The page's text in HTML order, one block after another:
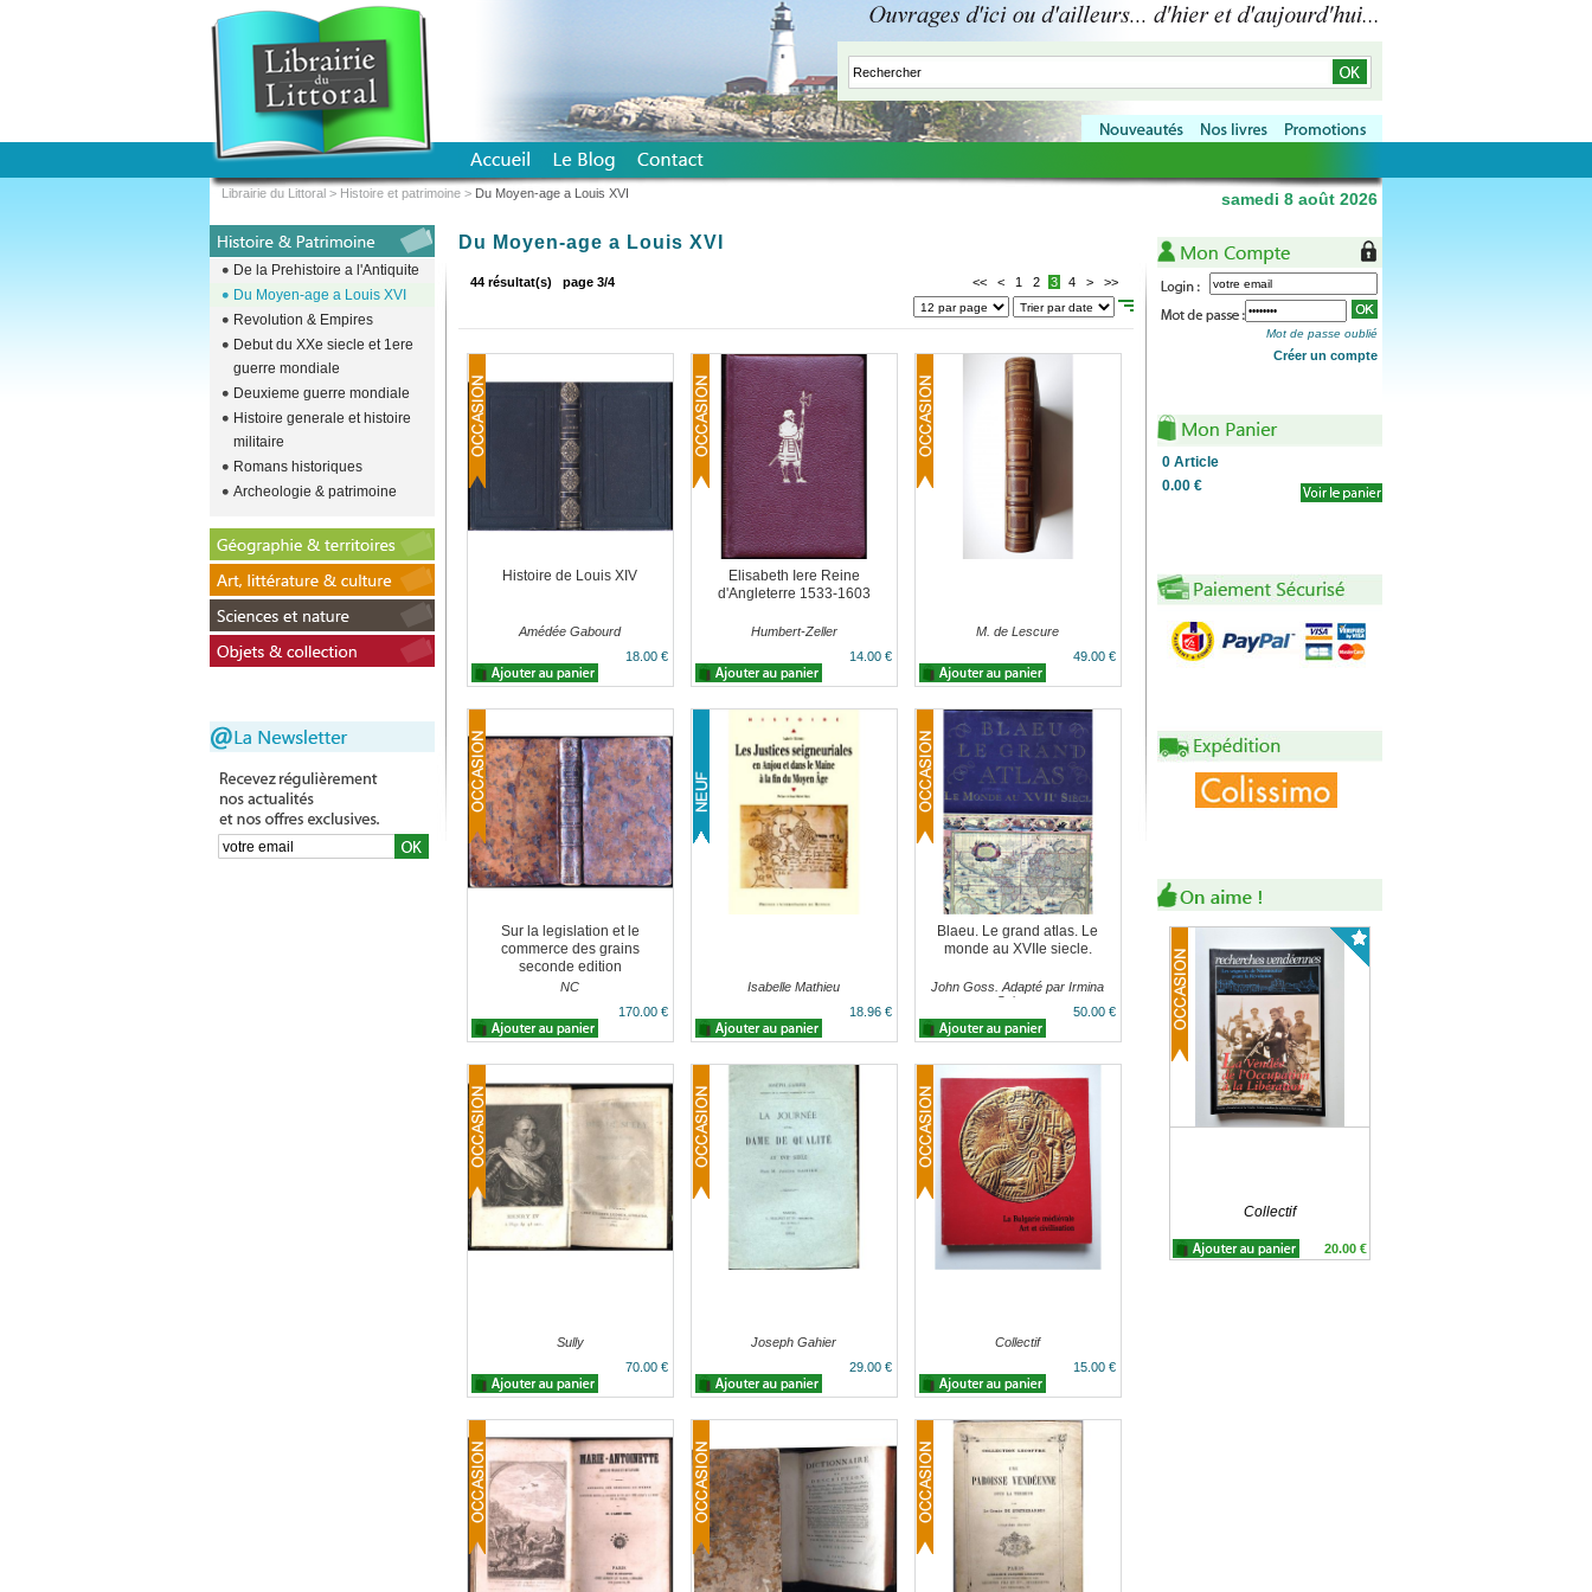
Du Moyen-age a Louis XVI
44 résultat(s) page 3/4 << < 1 2 3 4 > >>
Histoire de Louis XIV
Amédée Gabourd
18.00 €
Elisabeth Iere Reine
d'Angleterre 1533-1603
Humbert-Zeller
14.00 €
M. de Lescure
49.00 €
Sur la legislation et le
commerce des grains
seconde edition
NC
170.00 €
Isabelle Mathieu
18.96 €
Blaeu. Le grand atlas. Le
monde au XVIIe siecle.
John Goss. Adapté par Irmina
Spinner
50.00 €
Sully
70.00 €
Joseph Gahier
29.00 €
Collectif
15.00 €
Mot de passe oublié
Créer un compte
0 Article
0.00 €
Collectif
20.00 €
De la Prehistoire a l'Antiquite
Du Moyen-age a Louis XVI
Revolution & Empires
Debut du XXe siecle et 1ere
guerre mondiale
Deuxieme guerre mondiale
Histoire generale et histoire
militaire
Romans historiques
Archeologie & patrimoine
Librairie du Littoral > Histoire et patrimoine > Du Moyen-age a Louis XVI samedi 8 août 2026